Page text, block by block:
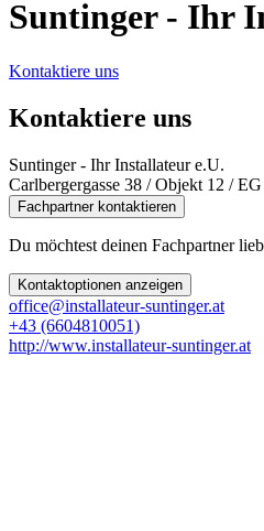
Suntinger - Ihr
Kontaktiere uns
Kontaktiere uns
Suntinger - Ihr Installateur e.U.
Carlbergergasse 38 / Objekt 12 /
Fachpartner kontaktieren
Du möchtest deinen Fachpartner
Kontaktoptionen anzeigen
office@installateur-suntinger.at
+43 (6604810051)
http://www.installateur-suntinger.at